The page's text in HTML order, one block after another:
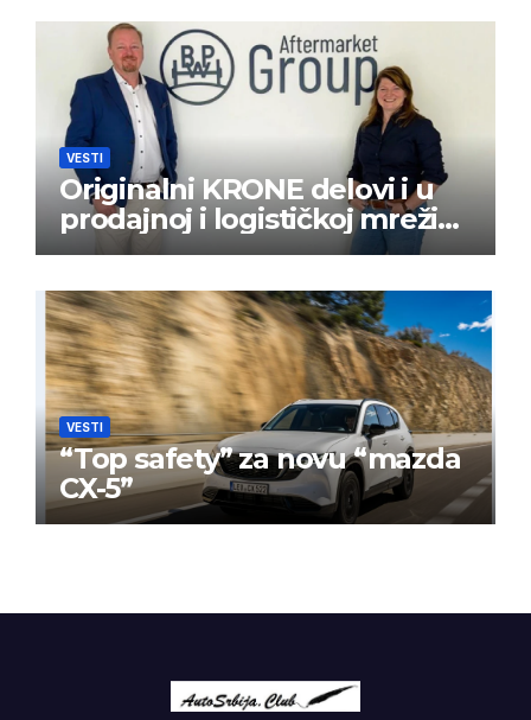
VESTI
Originalni KRONE delovi i u
prodajnoj i logističkoj mreži
BPW Aftermarket grupe
VESTI
“Top safety” za novu “mazda
CX-5”